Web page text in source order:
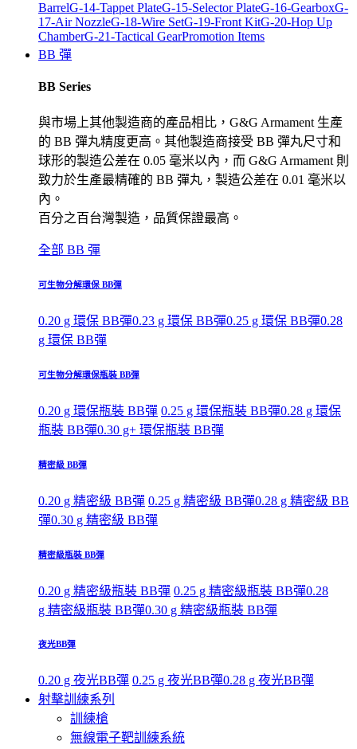
BarrelG-14-Tappet PlateG-15-Selector PlateG-16-GearboxG-
17-Air NozzleG-18-Wire SetG-19-Front KitG-20-Hop Up
ChamberG-21-Tactical GearPromotion Items
BB 彈
BB Series
與市場上其他製造商的產品相比，G&G Armament 生產
的 BB 彈丸精度更高。其他製造商接受 BB 彈丸尺寸和
球形的製造公差在 0.05 毫米以內，而 G&G Armament 則
致力於生產最精確的 BB 彈丸，製造公差在 0.01 毫米以
內。
百分之百台灣製造，品質保證最高。
全部 BB 彈
可生物分解環保 BB彈
0.20 g 環保 BB彈0.23 g 環保 BB彈0.25 g 環保 BB彈0.28
g 環保 BB彈
可生物分解環保瓶裝 BB彈
0.20 g 環保瓶裝 BB彈 0.25 g 環保瓶裝 BB彈0.28 g 環保
瓶裝 BB彈0.30 g+ 環保瓶裝 BB彈
精密級 BB彈
0.20 g 精密級 BB彈 0.25 g 精密級 BB彈0.28 g 精密級 BB
彈0.30 g 精密級 BB彈
精密級瓶裝 BB彈
0.20 g 精密級瓶裝 BB彈 0.25 g 精密級瓶裝 BB彈0.28
g 精密級瓶裝 BB彈0.30 g 精密級瓶裝 BB彈
夜光BB彈
0.20 g 夜光BB彈 0.25 g 夜光BB彈0.28 g 夜光BB彈
射擊訓練系列
訓練槍
無線電子靶訓練系統